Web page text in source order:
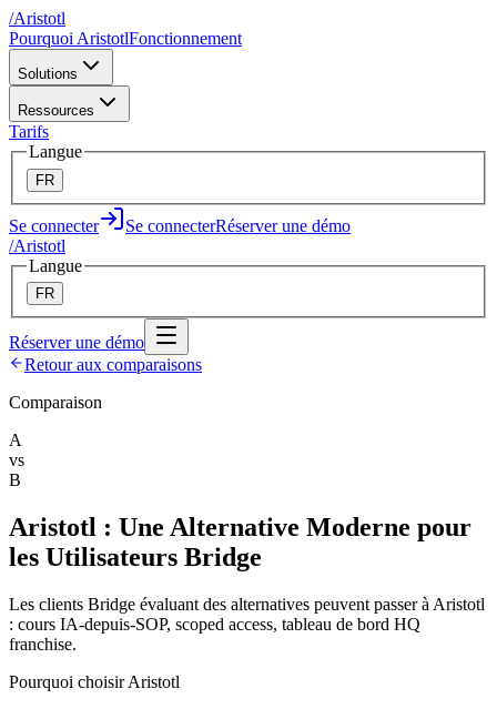
/Aristotl
Pourquoi AristotlFonctionnement
Solutions
Ressources
Tarifs
Langue
FR
Se connecter Se connecterRéserver une démo
/Aristotl
Langue
FR
Réserver une démo
Retour aux comparaisons
Comparaison
A
vs
B
Aristotl : Une Alternative Moderne pour
les Utilisateurs Bridge
Les clients Bridge évaluant des alternatives peuvent passer à Aristotl
: cours IA-depuis-SOP, scoped access, tableau de bord HQ
franchise.
Pourquoi choisir Aristotl